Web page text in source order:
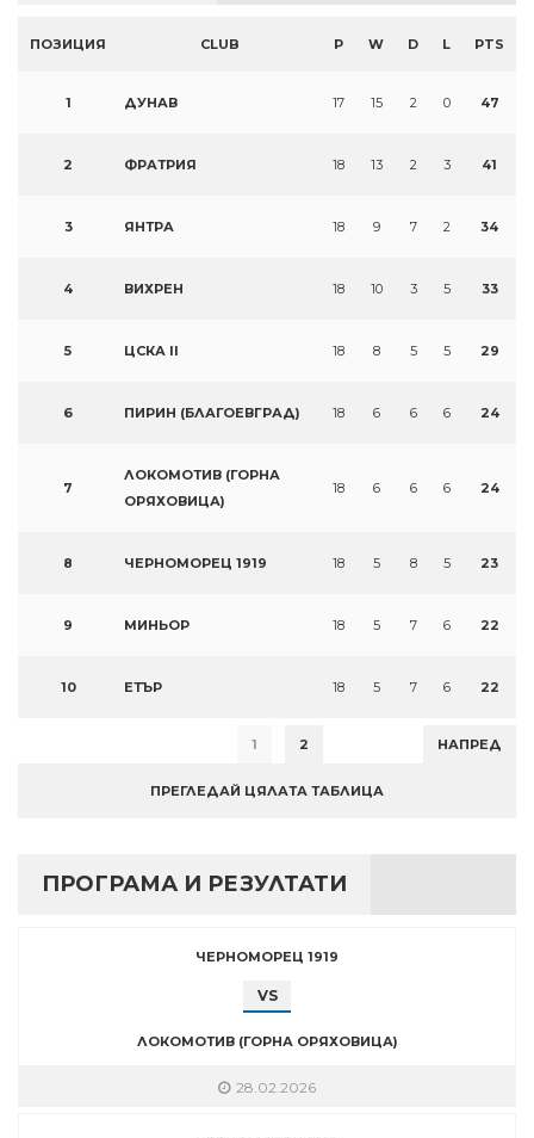
ПОЗИЦИЯ CLUB P W D L PTS
1 ДУНАВ 17 15 2 0 47
2 ФРАТРИЯ 18 13 2 3 41
3 ЯНТРА 18 9 7 2 34
4 ВИХРЕН 18 10 3 5 33
5 ЦСКА II 18 8 5 5 29
6 ПИРИН (БЛАГОЕВГРАД) 18 6 6 6 24
7
ЛОКОМОТИВ (ГОРНА
ОРЯХОВИЦА)
18 6 6 6 24
8 ЧЕРНОМОРЕЦ 1919 18 5 8 5 23
9 МИНЬОР 18 5 7 6 22
10 ЕТЪР 18 5 7 6 22
1 2 НАПРЕД
ПРЕГЛЕДАЙ ЦЯЛАТА ТАБЛИЦА
ПРОГРАМА И РЕЗУЛТАТИ
ЧЕРНОМОРЕЦ 1919
VS
ЛОКОМОТИВ (ГОРНА ОРЯХОВИЦА)
28.02.2026